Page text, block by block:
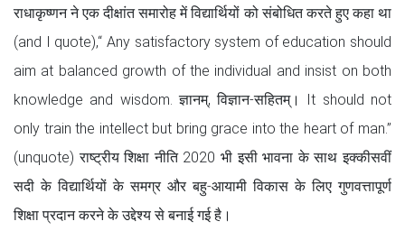
राधाकृष्णन ने एक दीक्षांत समारोह में विद्यार्थियों को संबोधित करते हुए कहा था
(and I quote),“ Any satisfactory system of education should
aim at balanced growth of the individual and insist on both
knowledge and wisdom. ज्ञानम्‌, विज्ञान-सहितम्‌। It should not
only train the intellect but bring grace into the heart of man.”
(unquote) राष्ट्रीय शिक्षा नीति 2020 भी इसी भावना के साथ इक्कीसवीं
सदी के विद्यार्थियों के समग्र और बहु-आयामी विकास के लिए गुणवत्तापूर्ण
शिक्षा प्रदान करने के उद्देश्य से बनाई गई है।